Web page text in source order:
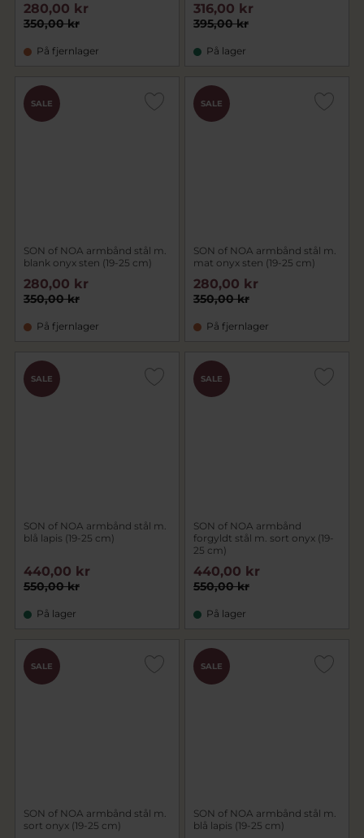
350,00 kr
280,00 kr
På fjernlager
395,00 kr
316,00 kr
På lager
SALE
SON of NOA armbånd stål m.
blank onyx sten (19-25 cm)
350,00 kr
280,00 kr
På fjernlager
SALE
SON of NOA armbånd stål m.
mat onyx sten (19-25 cm)
350,00 kr
280,00 kr
På fjernlager
SALE
SON of NOA armbånd stål m.
blå lapis (19-25 cm)
550,00 kr
440,00 kr
På lager
SALE
SON of NOA armbånd
forgyldt stål m. sort onyx (19-
25 cm)
550,00 kr
440,00 kr
På lager
SALE
SON of NOA armbånd stål m.
sort onyx (19-25 cm)
SALE
SON of NOA armbånd stål m.
blå lapis (19-25 cm)